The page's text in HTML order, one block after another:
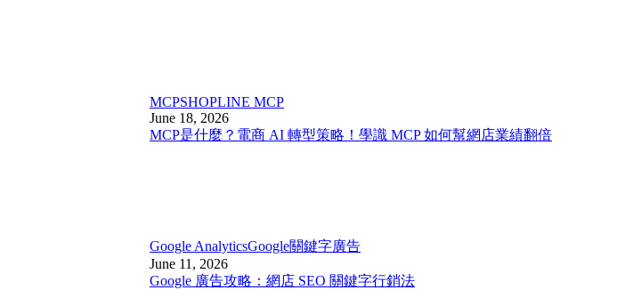
MCPSHOPLINE MCP
June 18, 2026
MCP是什麼？電商 AI 轉型策略！學識 MCP 如何幫網店業績翻倍
Google AnalyticsGoogle關鍵字廣告
June 11, 2026
Google 廣告攻略：網店 SEO 關鍵字行銷法